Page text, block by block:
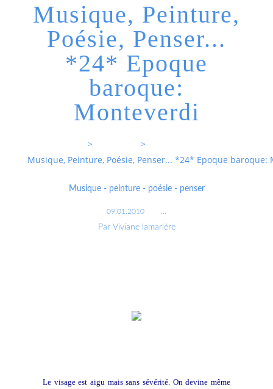
Musique, Peinture,
Poésie, Penser...
*24* Epoque
baroque:
Monteverdi
>
>
Musique, Peinture, Poésie, Penser... *24* Epoque baroque:
Musique - peinture - poésie - penser
09.01.2010
Par Viviane lamarlère
Le visage est aigu mais sans sévérité. On devine même